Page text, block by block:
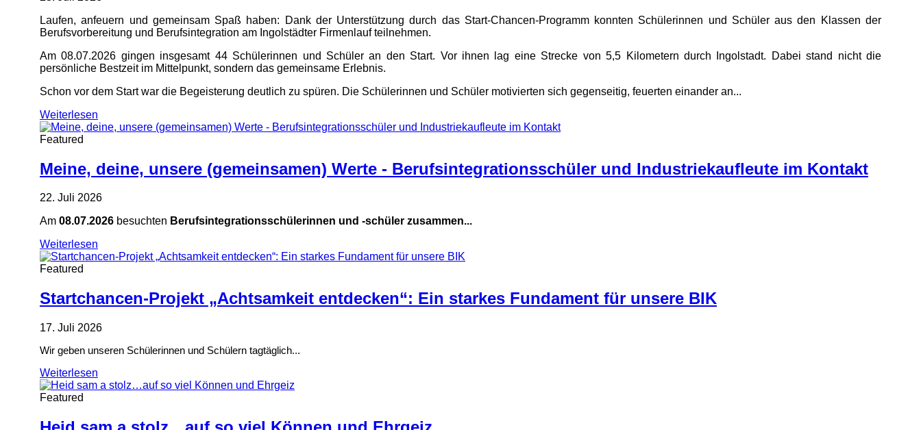
Laufen, anfeuern und gemeinsam Spaß haben: Dank der Unterstützung durch das Start-Chancen-Programm konnten Schülerinnen und Schüler aus den Klassen der
Berufsvorbereitung und Berufsintegration am Ingolstädter Firmenlauf teilnehmen.
Am 08.07.2026 gingen insgesamt 44 Schülerinnen und Schüler an den Start. Vor ihnen lag eine Strecke von 5,5 Kilometern durch Ingolstadt. Dabei stand nicht die
persönliche Bestzeit im Mittelpunkt, sondern das gemeinsame Erlebnis.
Schon vor dem Start war die Begeisterung deutlich zu spüren. Die Schülerinnen und Schüler motivierten sich gegenseitig, feuerten einander an...
Weiterlesen
Featured
Meine, deine, unsere (gemeinsamen) Werte - Berufsintegrationsschüler und Industriekaufleute im Kontakt
22. Juli 2026
Am 08.07.2026 besuchten Berufsintegrationsschülerinnen und -schüler zusammen...
Weiterlesen
Featured
Startchancen-Projekt „Achtsamkeit entdecken“: Ein starkes Fundament für unsere BIK
17. Juli 2026
Wir geben unseren Schülerinnen und Schülern tagtäglich...
Weiterlesen
Featured